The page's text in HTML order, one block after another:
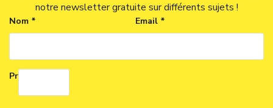
notre newsletter gratuite sur différents sujets !
Nom *
Prénom *
Email *